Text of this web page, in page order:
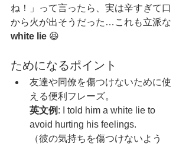
ね！」って言ったら、実は辛すぎて口
から火が出そうだった…これも立派な
white lie 😆
ためになるポイント
友達や同僚を傷つけないために使
える便利フレーズ。
英文例 : I told him a white lie to
avoid hurting his feelings.
（彼の気持ちを傷つけないよう